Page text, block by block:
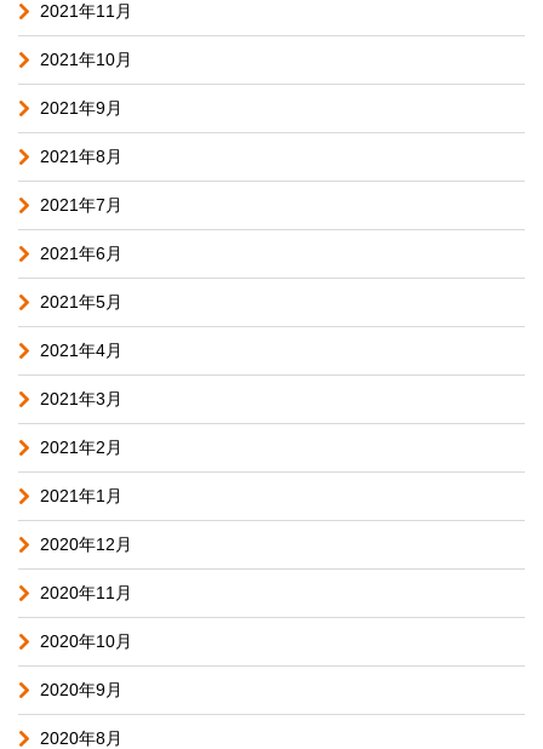
2021年11月
2021年10月
2021年9月
2021年8月
2021年7月
2021年6月
2021年5月
2021年4月
2021年3月
2021年2月
2021年1月
2020年12月
2020年11月
2020年10月
2020年9月
2020年8月